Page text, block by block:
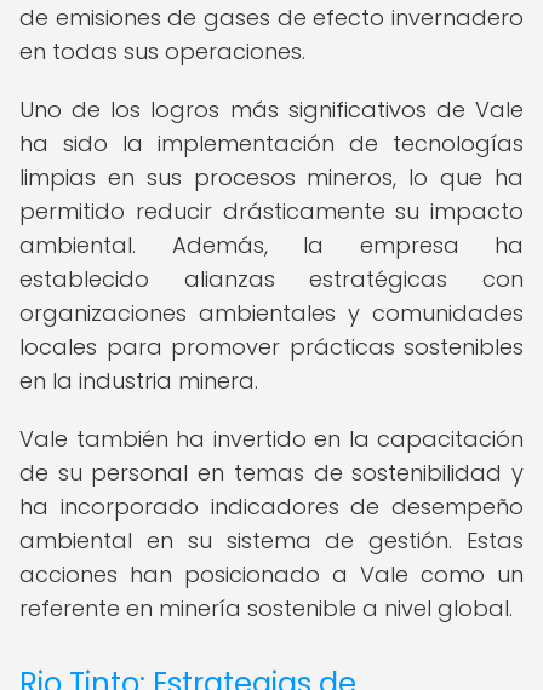
de emisiones de gases de efecto invernadero
en todas sus operaciones.
Uno de los logros más significativos de Vale
ha sido la implementación de tecnologías
limpias en sus procesos mineros, lo que ha
permitido reducir drásticamente su impacto
ambiental. Además, la empresa ha
establecido alianzas estratégicas con
organizaciones ambientales y comunidades
locales para promover prácticas sostenibles
en la industria minera.
Vale también ha invertido en la capacitación
de su personal en temas de sostenibilidad y
ha incorporado indicadores de desempeño
ambiental en su sistema de gestión. Estas
acciones han posicionado a Vale como un
referente en minería sostenible a nivel global.